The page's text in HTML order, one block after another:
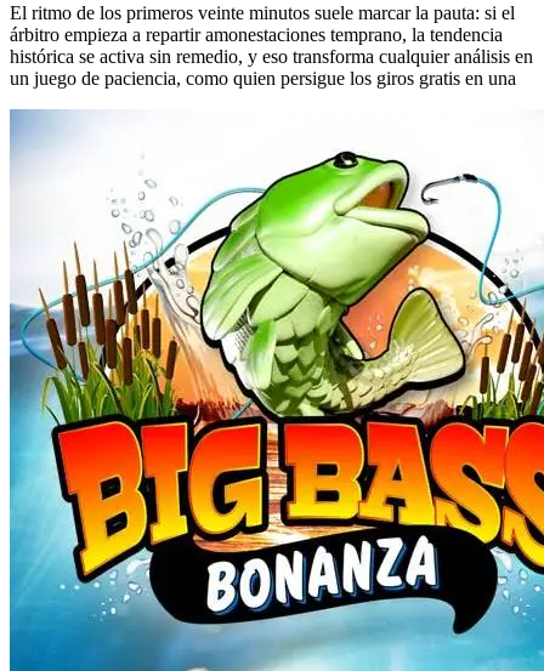
El ritmo de los primeros veinte minutos suele marcar la pauta: si el
árbitro empieza a repartir amonestaciones temprano, la tendencia
histórica se activa sin remedio, y eso transforma cualquier análisis en
un juego de paciencia, como quien persigue los giros gratis en una